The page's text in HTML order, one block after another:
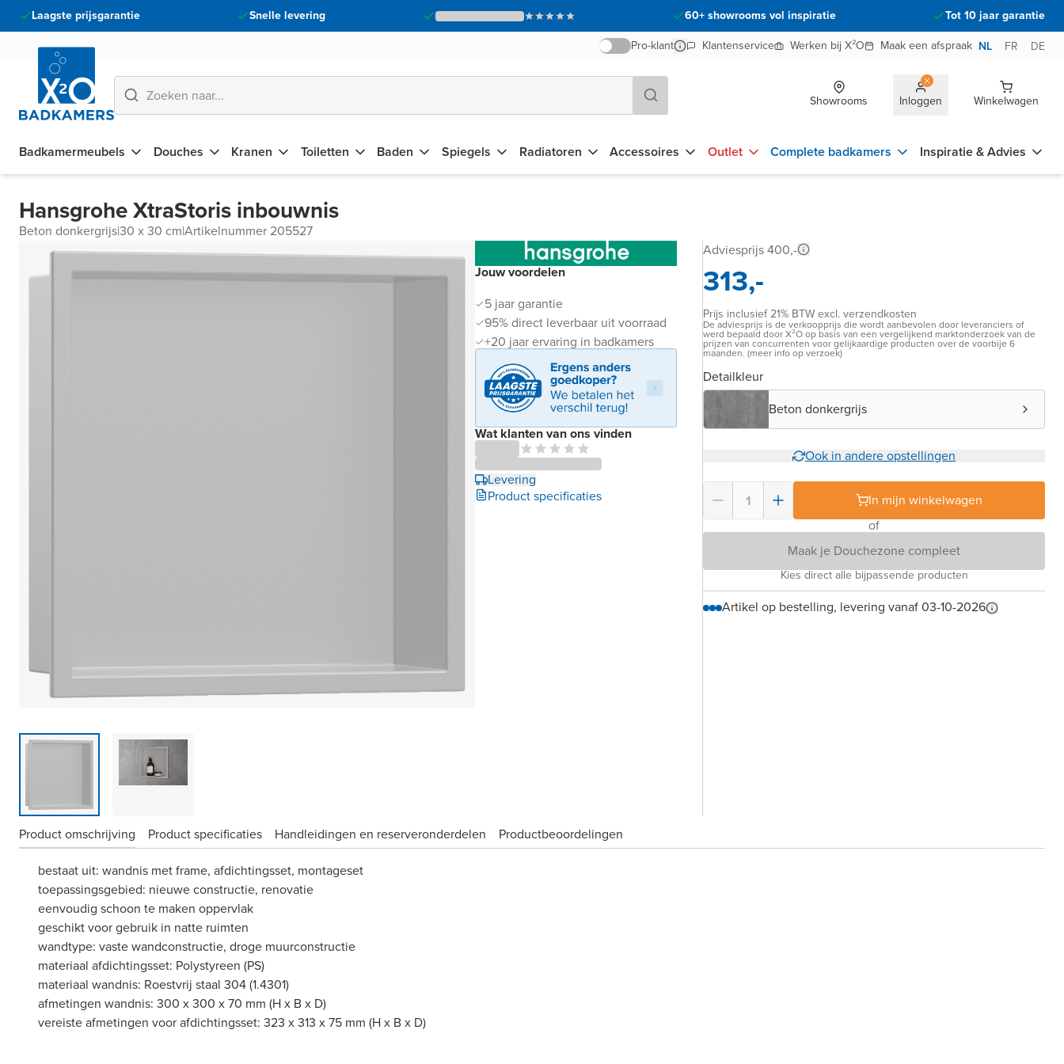
Laagste prijsgarantie Snelle levering 60+ showrooms vol inspiratie
Tot 10 jaar garantie
Pro-klant
Klantenservice Werken bij X²O Maak een afspraak NL FR DE
Showrooms Inloggen Winkelwagen
Badkamermeubels Douches Kranen Toiletten Baden Spiegels Radiatoren Accessoires Outlet Complete badkamers Inspiratie & Advies
Hansgrohe XtraStoris inbouwnis
Beton donkergrijs|30 x 30 cm|Artikelnummer 205527
Jouw voordelen
5 jaar garantie
95% direct leverbaar uit voorraad
+20 jaar ervaring in badkamers
Wat klanten van ons vinden
Levering
Product specificaties
Adviesprijs 400,-
313,-
Prijs inclusief 21% BTW excl. verzendkosten
De adviesprijs is de verkoopprijs die wordt aanbevolen door leveranciers of
werd bepaald door X²O op basis van een vergelijkend marktonderzoek van de
prijzen van concurrenten voor gelijkaardige producten over de voorbije 6
maanden. (meer info op verzoek)
Detailkleur
Beton donkergrijs
Ook in andere opstellingen
In mijn winkelwagen
of
Maak je Douchezone compleet
Kies direct alle bijpassende producten
Artikel op bestelling, levering vanaf 03-10-2026
Product omschrijving Product specificaties Handleidingen en reserveronderdelen
Product­beoordelingen
bestaat uit: wandnis met frame, afdichtingsset, montageset
toepassingsgebied: nieuwe constructie, renovatie
eenvoudig schoon te maken oppervlak
geschikt voor gebruik in natte ruimten
wandtype: vaste wandconstructie, droge muurconstructie
materiaal afdichtingsset: Polystyreen (PS)
materiaal wandnis: Roestvrij staal 304 (1.4301)
afmetingen wandnis: 300 x 300 x 70 mm (H x B x D)
vereiste afmetingen voor afdichtingsset: 323 x 313 x 75 mm (H x B x D)